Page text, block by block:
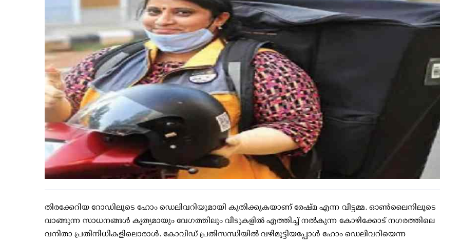
തിരക്കേറിയ റോഡിലൂടെ ഹോം ഡെലിവറിയുമായി കുതിക്കുകയാണ് രേഷ്മ എന്ന വീട്ടമ്മ. ഓണ്‍ലൈനിലൂടെ
വാങ്ങുന്ന സാധനങ്ങള്‍ കൃത്യമായും വേഗത്തിലും വീടുകളില്‍ എത്തിച്ച് നല്‍കുന്ന കോഴിക്കോട് നഗരത്തിലെ
വനിതാ പ്രതിനിധികളിലൊരാള്‍. കോവിഡ് പ്രതിസന്ധിയില്‍ വഴിമുട്ടിയപ്പോള്‍ ഹോം ഡെലിവറിയെന്ന